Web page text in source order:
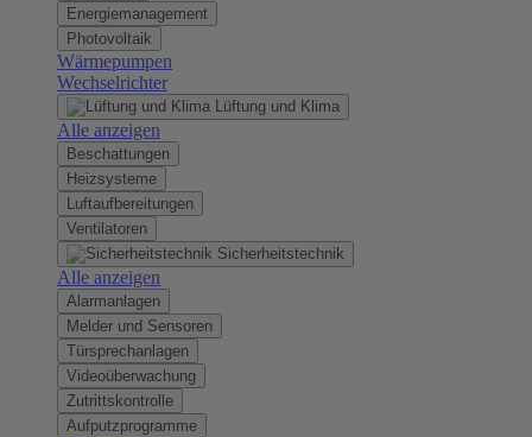
Energiemanagement
Photovoltaik
Wärmepumpen
Wechselrichter
Lüftung und Klima
Alle anzeigen
Beschattungen
Heizsysteme
Luftaufbereitungen
Ventilatoren
Sicherheitstechnik
Alle anzeigen
Alarmanlagen
Melder und Sensoren
Türsprechanlagen
Videoüberwachung
Zutrittskontrolle
Aufputzprogramme